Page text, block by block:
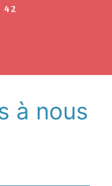
42
à nous